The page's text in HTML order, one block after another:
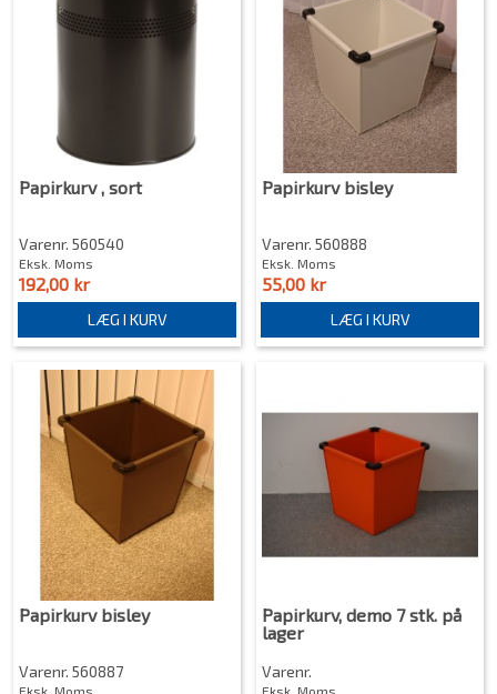
Papirkurv , sort
Varenr. 560540
Eksk. Moms
192,00 kr
LÆG I KURV
Papirkurv bisley
Varenr. 560888
Eksk. Moms
55,00 kr
LÆG I KURV
Papirkurv bisley
Varenr. 560887
Papirkurv, demo 7 stk. på
lager
Varenr.